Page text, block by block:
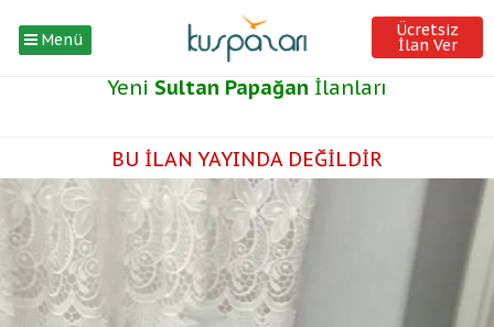
Menü Ücretsiz
İlan Ver
Yeni Sultan Papağan İlanları
BU İLAN YAYINDA DEĞİLDİR